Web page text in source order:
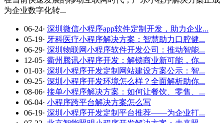
为企业数字化转...
06-24· 深圳微信小程序app软件定制开发，助力企业...
05-19· 牙科医疗小程序解决方案：智慧助力口腔健...
06-29· 深圳物联网小程序软件开发公司：推动智能...
12-05· 衢州腾讯小程序开发：解锁商业新可能，你...
01-03· 深圳小程序开发定制网站建设方案公示：智...
09-25· 深圳小程序开发环境怎么样？全面解析助你...
08-06· 接单小程序解决方案：如何让餐饮、零售、...
06-04· 小程序跨平台解决方案怎么写
06-19· 深圳小程序开发定制平台推荐——为企业打...